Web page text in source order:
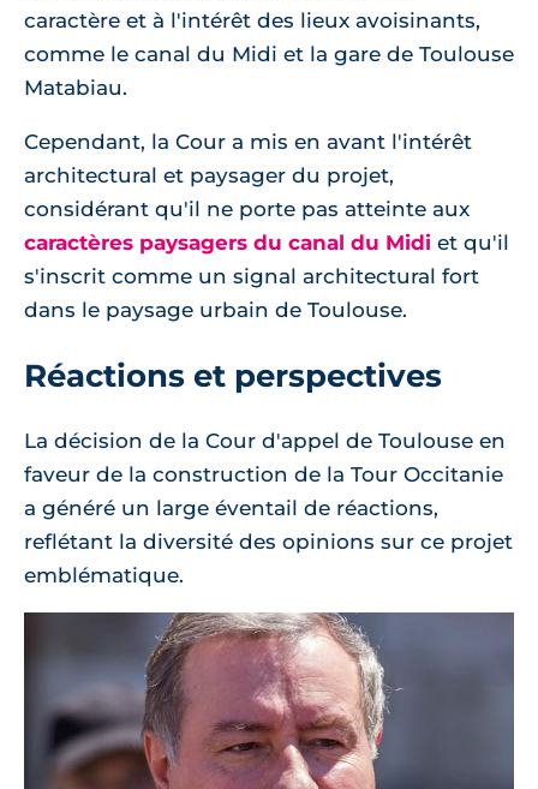
caractère et à l'intérêt des lieux avoisinants,
comme le canal du Midi et la gare de Toulouse
Matabiau.
Cependant, la Cour a mis en avant l'intérêt
architectural et paysager du projet,
considérant qu'il ne porte pas atteinte aux
caractères paysagers du canal du Midi et qu'il
s'inscrit comme un signal architectural fort
dans le paysage urbain de Toulouse.
Réactions et perspectives
La décision de la Cour d'appel de Toulouse en
faveur de la construction de la Tour Occitanie
a généré un large éventail de réactions,
reflétant la diversité des opinions sur ce projet
emblématique.